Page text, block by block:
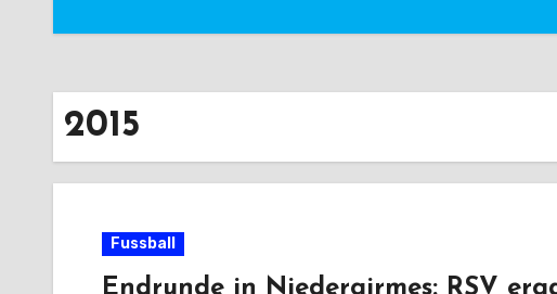
2015
Fussball
Endrunde in Niedergirmes: RSV